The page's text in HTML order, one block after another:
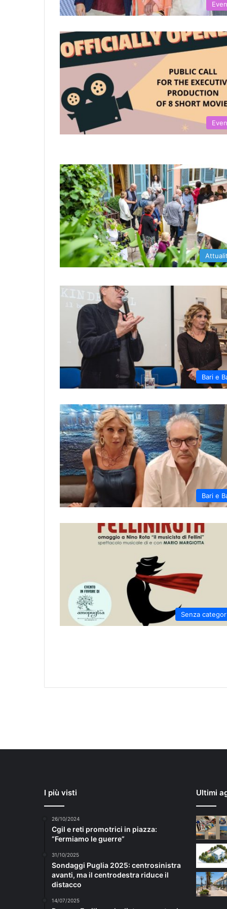
Bari e
Bari e
Senza
I più visti
26/10/2024
Cgil e reti promotrici in piazza:
“Fermiamo le guerre”
31/10/2025
Sondaggi Puglia 2025: centrosinistra
avanti, ma il centrodestra riduce il
distacco
14/07/2025
Ultimi